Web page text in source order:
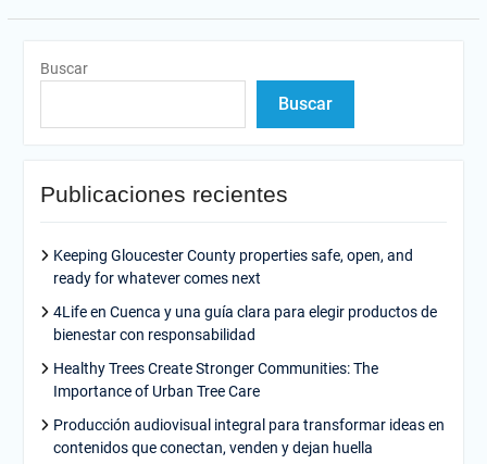
Buscar
Buscar
Publicaciones recientes
Keeping Gloucester County properties safe, open, and
ready for whatever comes next
4Life en Cuenca y una guía clara para elegir productos de
bienestar con responsabilidad
Healthy Trees Create Stronger Communities: The
Importance of Urban Tree Care
Producción audiovisual integral para transformar ideas en
contenidos que conectan, venden y dejan huella